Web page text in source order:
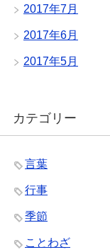
2017年7月
2017年6月
2017年5月
カテゴリー
言葉
行事
季節
ことわざ